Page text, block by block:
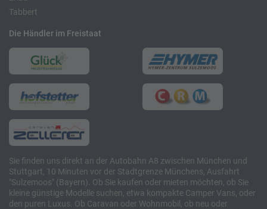
Tabbert
Die Händler im Freistaat
Sie finden uns direkt an der Autobahn A8 zwischen München und
Stuttgart, 10 Minuten vor der Stadtgrenze Münchens, Ausfahrt
"Sulzemoos" (Bayern). Ob Sie kaufen oder mieten möchten, ob Sie
kleine günstige Modelle suchen, etwa kompakte Camper Vans, oder
den puren Luxus. Ob Caravan oder Wohnmobil, ob neu oder